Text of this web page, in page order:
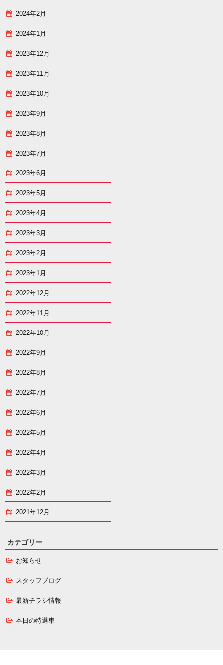
2024年2月
2024年1月
2023年12月
2023年11月
2023年10月
2023年9月
2023年8月
2023年7月
2023年6月
2023年5月
2023年4月
2023年3月
2023年2月
2023年1月
2022年12月
2022年11月
2022年10月
2022年9月
2022年8月
2022年7月
2022年6月
2022年5月
2022年4月
2022年3月
2022年2月
2021年12月
カテゴリー
お知らせ
スタッフブログ
最新チラシ情報
本日の特選車